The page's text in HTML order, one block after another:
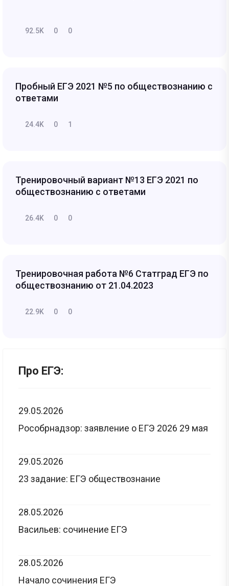
92.5K 0 0
Пробный ЕГЭ 2021 №5 по обществознанию с
ответами
24.4K 0 1
Тренировочный вариант №13 ЕГЭ 2021 по
обществознанию с ответами
26.4K 0 0
Тренировочная работа №6 Статград ЕГЭ по
обществознанию от 21.04.2023
22.9K 0 0
Про ЕГЭ:
29.05.2026
Рособрнадзор: заявление о ЕГЭ 2026 29 мая
29.05.2026
23 задание: ЕГЭ обществознание
28.05.2026
Васильев: сочинение ЕГЭ
28.05.2026
Начало сочинения ЕГЭ